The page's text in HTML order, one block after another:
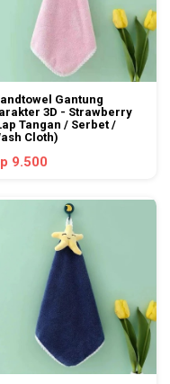
Gantung
3D - Strawberry
Tangan / Serbet /
Cloth)
9.500